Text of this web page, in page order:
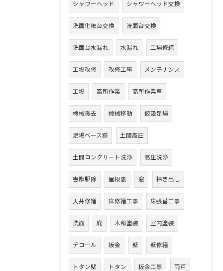
シャワーヘッド シャワーヘッド交換
洗面化粧台交換 洗面台交換
洗面台水漏れ 水漏れ 工場修繕
工場改修 改修工事 メンテナンス
工場 高所作業 高所作業車
機械撤去 機械移動 仮設足場
足場ベース跡 土間高圧
土間コンクリート洗浄 高圧洗浄
害獣駆除 屋根裏 窓 掃き出し
天井修繕 床修繕工事 床張替工事
洗面 庇 木部塗装 室内塗装
デコール 板金 壁 壁修繕
トタン壁 トタン 板金工事 雨戸